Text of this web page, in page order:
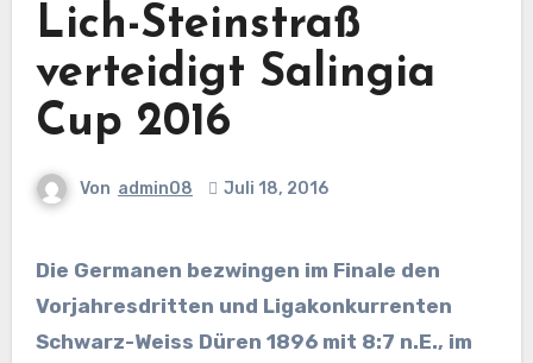
Lich-Steinstraß
verteidigt Salingia
Cup 2016
Von admin08 Juli 18, 2016
Die Germanen bezwingen im Finale den
Vorjahresdritten und Ligakonkurrenten
Schwarz-Weiss Düren 1896 mit 8:7 n.E., im